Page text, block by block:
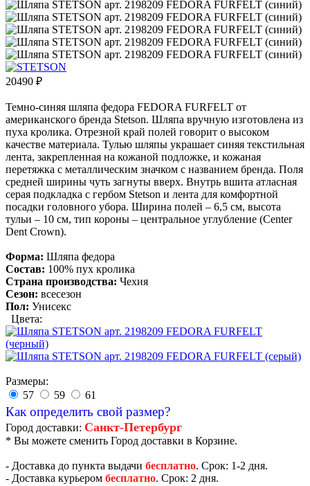
20490 ₽
Темно-синяя шляпа федора FEDORA FURFELT от
американского бренда Stetson. Шляпа вручную изготовлена из
пуха кролика. Отрезной край полей говорит о высоком
качестве материала. Тулью шляпы украшает синяя текстильная
лента, закрепленная на кожаной подложке, и кожаная
перетяжка с металлическим значком с названием бренда. Поля
средней ширины чуть загнуты вверх. Внутрь вшита атласная
серая подкладка с гербом Stetson и лента для комфортной
посадки головного убора. Ширина полей – 6,5 см, высота
тульи – 10 см, тип короны – центральное углубление (Center
Dent Crown).
Форма: Шляпа федора
Состав: 100% пух кролика
Страна производства: Чехия
Сезон: всесезон
Пол: Унисекс
Цвета:
Размеры:
57
59 61
Как определить свой размер?
Город доставки: Санкт-Петербург
* Вы можете сменить Город доставки в Корзине.
- Доставка до пункта выдачи бесплатно. Срок: 1-2 дня.
- Доставка курьером бесплатно. Срок: 2 дня.